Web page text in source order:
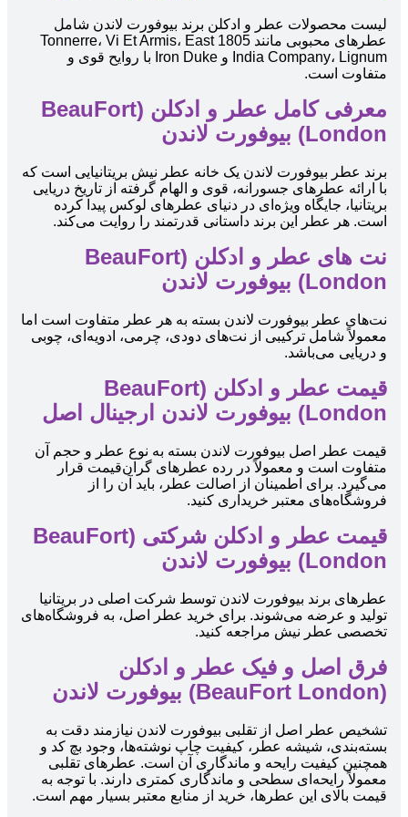
لیست محصولات عطر و ادکلن برند بیوفورت لاندن شامل
عطرهای محبوبی مانند 1805 Tonnerre، Vi Et Armis، East
India Company، Lignum و Iron Duke با روایح قوی و
متفاوت است.
معرفی کامل عطر و ادکلن (BeauFort
London) بیوفورت لاندن
برند عطر بیوفورت لاندن یک خانه عطر نیش بریتانیایی است که
با ارائه عطرهای جسورانه، قوی و الهام گرفته از تاریخ دریایی
بریتانیا، جایگاه ویژه‌ای در دنیای عطرهای لوکس پیدا کرده
است. هر عطر این برند داستانی قدرتمند را روایت می‌کند.
نت های عطر و ادکلن (BeauFort
London) بیوفورت لاندن
نت‌های عطر بیوفورت لاندن بسته به هر عطر متفاوت است اما
معمولاً شامل ترکیبی از نت‌های دودی، چرمی، ادویه‌ای، چوبی
و دریایی می‌باشد.
قیمت عطر و ادکلن (BeauFort
London) بیوفورت لاندن ارجینال اصل
قیمت عطر اصل بیوفورت لاندن بسته به نوع عطر و حجم آن
متفاوت است و معمولاً در رده عطرهای گران‌قیمت قرار
می‌گیرد. برای اطمینان از اصالت عطر، باید آن را از
فروشگاه‌های معتبر خریداری کنید.
قیمت عطر و ادکلن شرکتی (BeauFort
London) بیوفورت لاندن
عطرهای برند بیوفورت لاندن توسط شرکت اصلی در بریتانیا
تولید و عرضه می‌شوند. برای خرید عطر اصل، به فروشگاه‌های
تخصصی عطر نیش مراجعه کنید.
فرق اصل و فیک عطر و ادکلن
(BeauFort London) بیوفورت لاندن
تشخیص عطر اصل از تقلبی بیوفورت لاندن نیازمند دقت به
بسته‌بندی، شیشه عطر، کیفیت چاپ نوشته‌ها، وجود بچ کد و
همچنین کیفیت رایحه و ماندگاری آن است. عطرهای تقلبی
معمولاً رایحه‌ای سطحی و ماندگاری کمتری دارند. با توجه به
قیمت بالای این عطرها، خرید از منابع معتبر بسیار مهم است.